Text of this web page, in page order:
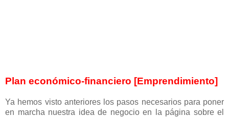
Plan económico-financiero [Emprendimiento]
Ya hemos visto anteriores los pasos necesarios para poner
en marcha nuestra idea de negocio en la página sobre el